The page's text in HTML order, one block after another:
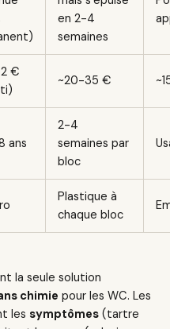
en 2-4
semaines
2 €
~20-35 €
ans
2-4
semaines par
bloc
Plastique à
chaque bloc
la seule solution
chimie pour les WC. Les
les symptômes (tartre